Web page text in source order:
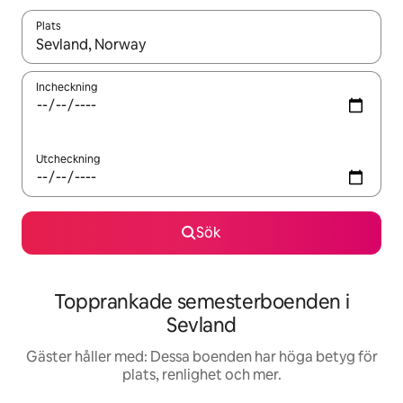
Plats
När resultaten är tillgängliga kan du navigera med upp- och
Incheckning
Utcheckning
Sök
Topprankade semesterboenden i
Sevland
Gäster håller med: Dessa boenden har höga betyg för
plats, renlighet och mer.